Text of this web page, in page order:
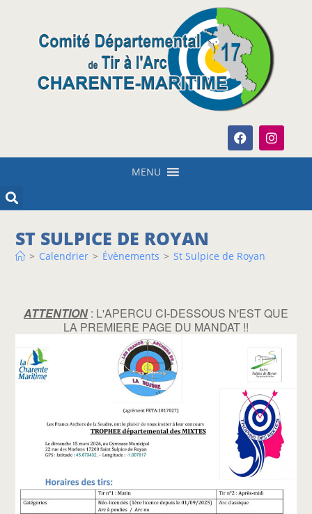
MENU
ST SULPICE DE ROYAN
> Calendrier > Évènements > St Sulpice de Royan
ATTENTION: L'APERCU CI-DESSOUS N'EST QUE
LA PREMIERE PAGE DU MANDAT !!